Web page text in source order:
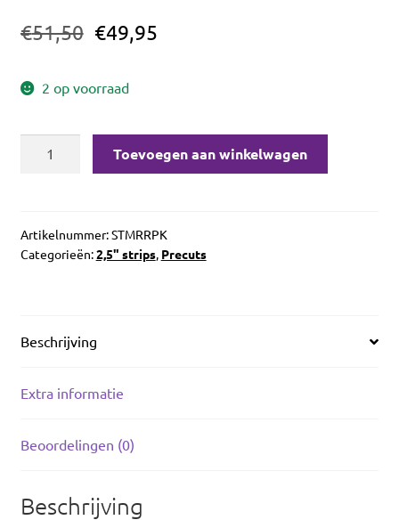
€51,50 €49,95
2 op voorraad
Toevoegen aan winkelwagen
Artikelnummer:STMRRPK
Categorieën:2,5" strips, Precuts
Beschrijving
Extra informatie
Beoordelingen (0)
Beschrijving